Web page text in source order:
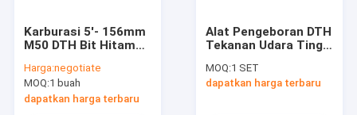
Karburasi 5'- 156mm
M50 DTH Bit Hitam
Sumur, Tekanan
Udara Tinggi
Harga:negotiate
MOQ:1 buah
dapatkan harga terbaru
Alat Pengeboran DTH
Tekanan Udara Tinggi
Pengeboran Bits
Ramah Lingkungan
MOQ:1 SET
dapatkan harga terbaru